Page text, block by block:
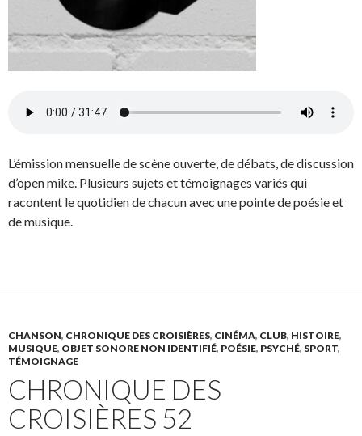
L’émission mensuelle de scène ouverte, de débats, de discussion
d’open mike. Plusieurs sujets et témoignages variés qui
racontent le quotidien de chacun avec une pointe de poésie et
de musique.
CHANSON, CHRONIQUE DES CROISIÈRES, CINÉMA, CLUB, HISTOIRE,
MUSIQUE, OBJET SONORE NON IDENTIFIÉ, POÉSIE, PSYCHÉ, SPORT,
TÉMOIGNAGE
CHRONIQUE DES
CROISIÈRES 52